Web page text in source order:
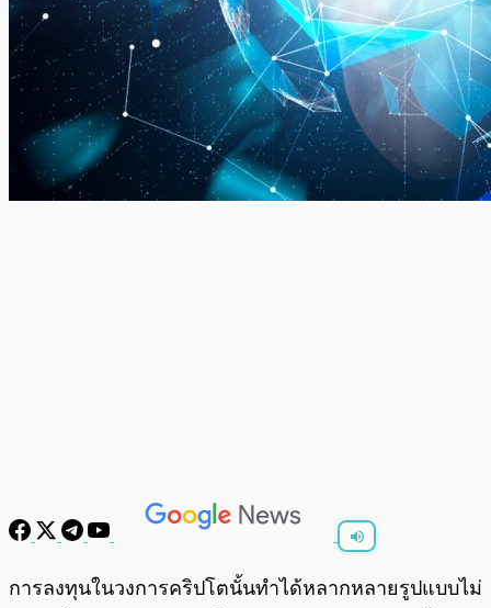
พร้อมเล่น
การลงทุนในวงการคริปโตนั้นทำได้หลากหลายรูปแบบไม่